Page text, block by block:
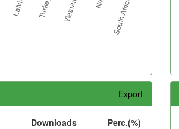
Export
Downloads
Perc.(%)